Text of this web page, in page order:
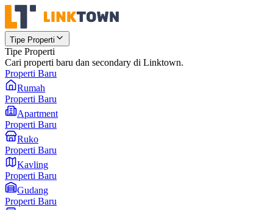
Tipe Properti
Tipe Properti
Cari properti baru dan secondary di Linktown.
Properti Baru
Rumah
Properti Baru
Apartment
Properti Baru
Ruko
Properti Baru
Kavling
Properti Baru
Gudang
Properti Baru